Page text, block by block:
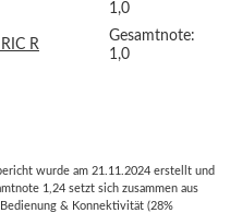
1,0
R
Gesamtnote:
1,0
wurde am 21.11.2024 erstellt und
1,24 setzt sich zusammen aus
& Konnektivität (28%